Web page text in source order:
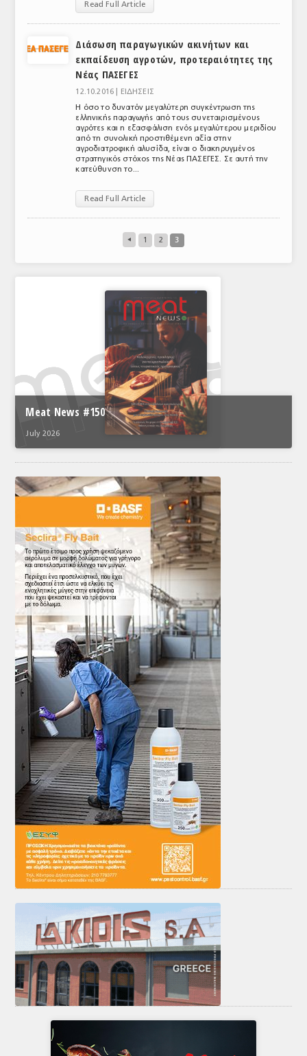
Read Full Article
Διάσωση παραγωγικών ακινήτων και
εκπαίδευση αγροτών, προτεραιότητες της
Νέας ΠΑΣΕΓΕΣ
12.10.2016 |
ΕΙΔΗΣΕΙΣ
Η όσο το δυνατόν μεγαλύτερη συγκέντρωση της
ελληνικής παραγωγής από τους συνεταιρισμένους
αγρότες και η εξασφάλιση ενός μεγαλύτερου μεριδίου
από τη συνολική προστιθέμενη αξία στην
αγροδιατροφική αλυσίδα, είναι ο διακηρυγμένος
στρατηγικός στόχος της Νέας ΠΑΣΕΓΕΣ. Σε αυτή την
κατεύθυνση το...
Read Full Article
◂ 1 2 3
Meat News #150
July 2026